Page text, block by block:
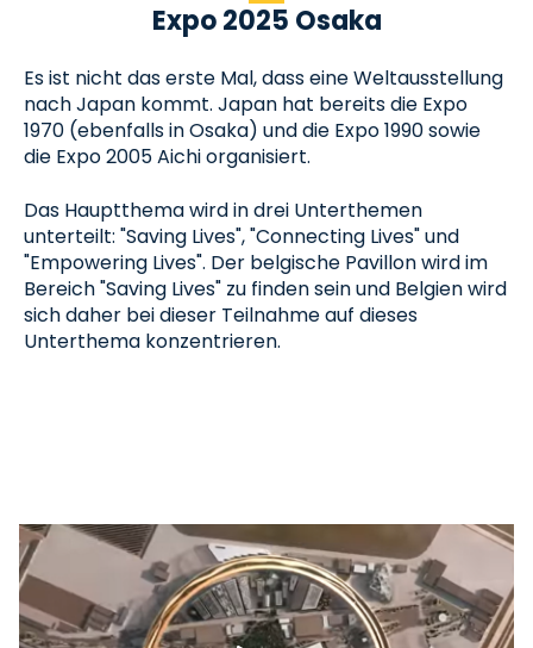
Expo 2025 Osaka
Es ist nicht das erste Mal, dass eine Weltausstellung
nach Japan kommt. Japan hat bereits die Expo
1970 (ebenfalls in Osaka) und die Expo 1990 sowie
die Expo 2005 Aichi organisiert.
Das Hauptthema wird in drei Unterthemen
unterteilt: "Saving Lives", "Connecting Lives" und
"Empowering Lives". Der belgische Pavillon wird im
Bereich "Saving Lives" zu finden sein und Belgien wird
sich daher bei dieser Teilnahme auf dieses
Unterthema konzentrieren.